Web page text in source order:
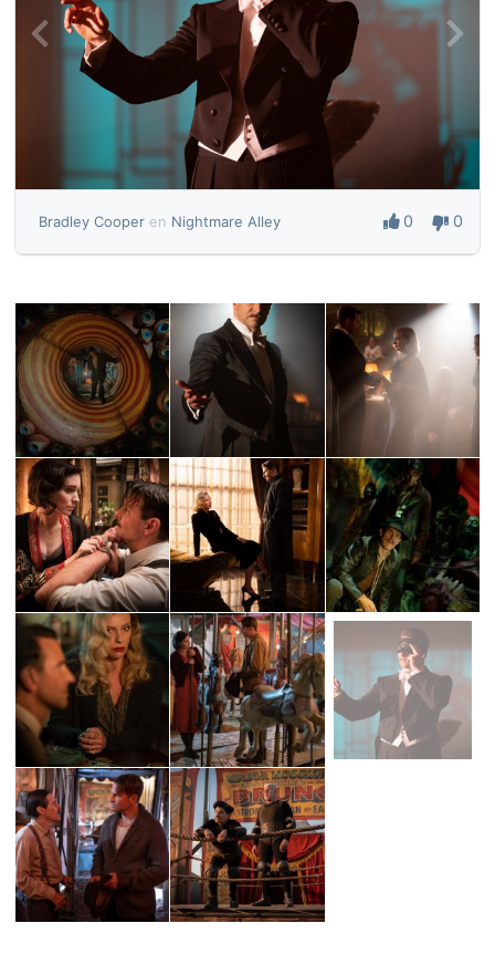
Bradley Cooperen Nightmare Alley 0 0